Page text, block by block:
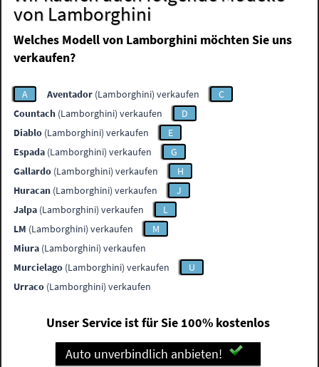
von Lamborghini
Welches Modell von Lamborghini möchten Sie uns
verkaufen?
A Aventador (Lamborghini) verkaufen
C
Countach (Lamborghini) verkaufen
D
Diablo (Lamborghini) verkaufen
E
Espada (Lamborghini) verkaufen
G
Gallardo (Lamborghini) verkaufen
H
Huracan (Lamborghini) verkaufen
J
Jalpa (Lamborghini) verkaufen
L
LM (Lamborghini) verkaufen
M
Miura (Lamborghini) verkaufen
Murcielago (Lamborghini) verkaufen
U
Urraco (Lamborghini) verkaufen
Unser Service ist für Sie 100% kostenlos
Auto unverbindlich anbieten!